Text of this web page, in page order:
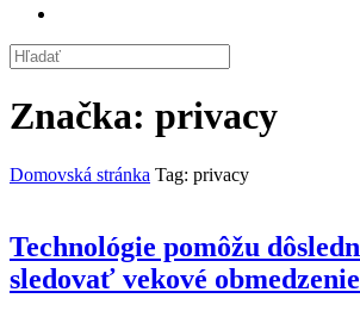
Značka: privacy
Domovská stránka Tag: privacy
Technológie pomôžu
sledovať vekové